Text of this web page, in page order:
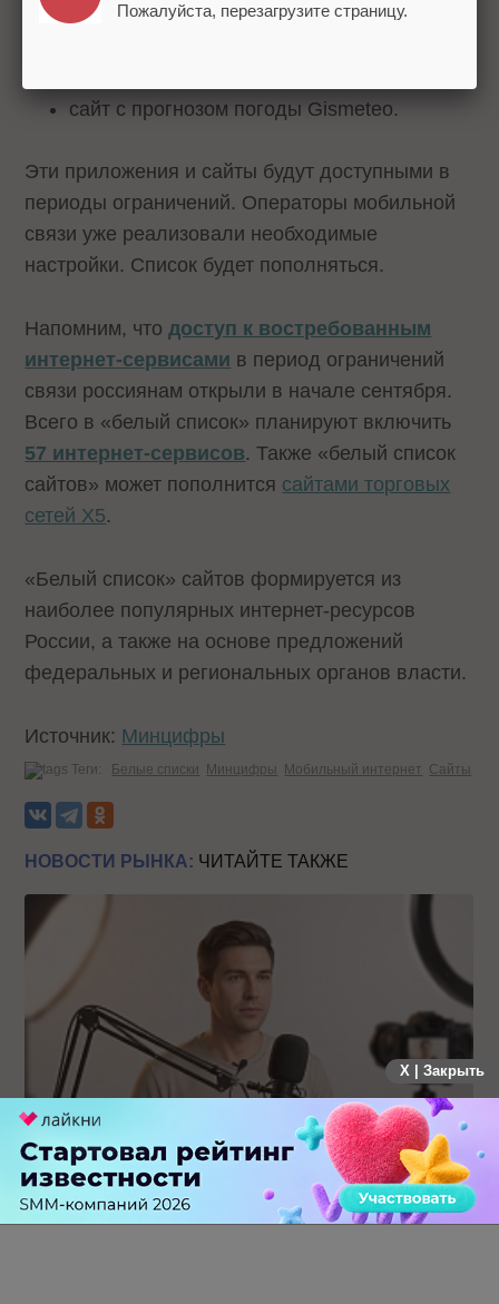
РЖД и туристический портал Туту.ру;
сайт с прогнозом погоды Gismeteo.
Эти приложения и сайты будут доступными в
периоды ограничений. Операторы мобильной
связи уже реализовали необходимые
настройки. Список будет пополняться.
Напомним, чтодоступ к востребованным
интернет-сервисами в период ограничений
связи россиянам открыли в начале сентября.
Всего в «белый список» планируют включить
57 интернет-сервисов. Также «белый список
сайтов» может пополнится сайтами торговых
сетей X5.
«Белый список» сайтов формируется из
наиболее популярных интернет-ресурсов
России, а также на основе предложений
федеральных и региональных органов власти.
Источник: Минцифры
Теги: Белые списки Минцифры Мобильный интернет Сайты
НОВОСТИ РЫНКА: ЧИТАЙТЕ ТАКЖЕ
Российский рынок инфлюенс-маркетинга вошел в фазу
стагнации после нескольких лет роста
X | Закрыть
Пожалуйста, перезагрузите страницу.